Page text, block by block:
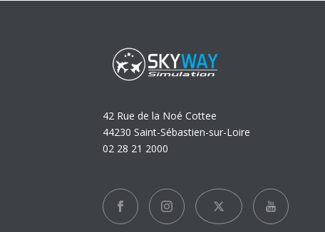
42 Rue de la Noé Cottee
44230 Saint-Sébastien-sur-Loire
02 28 21 2000